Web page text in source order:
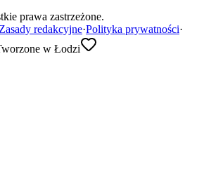
prawa zastrzeżone.
Zasady redakcyjne·Polityka prywatności·
w Łodzi